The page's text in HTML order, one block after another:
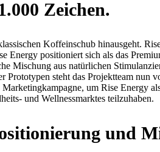
Zeichen.
Koffeinschub hinausgeht.
Energy positioniert sich als das
Mischung aus natürlichen
Prototypen steht das Projektteam
um Rise Energy
und Wellnessmarktes teilzuhaben.
und